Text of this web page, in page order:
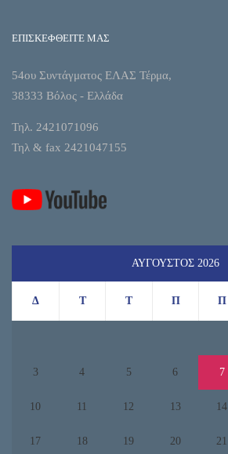
ΕΠΙΣΚΕΦΘΕΙΤΕ ΜΑΣ
54ου Συντάγματος ΕΛΑΣ Τέρμα,
38333 Βόλος - Ελλάδα
Τηλ. 2421071096
Τηλ & fax 2421047155
ΑΎΓΟΥΣΤΟΣ 2026
Δ Τ Τ Π Π
3 4 5 6 7
10 11 12 13 14
17 18 19 20 21